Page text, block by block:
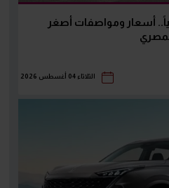
أسعار ومواصفات أصغر
الثلاثاء 04 أغسطس 2026